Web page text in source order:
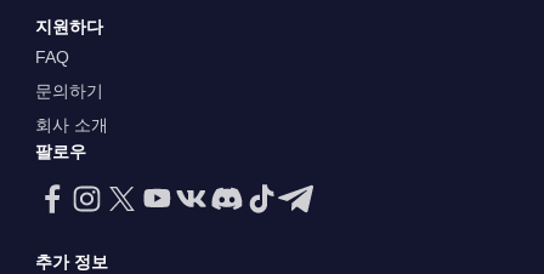
지원하다
FAQ
문의하기
회사 소개
팔로우
추가 정보